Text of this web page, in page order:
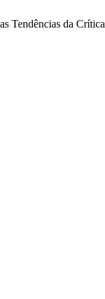
Tendências da